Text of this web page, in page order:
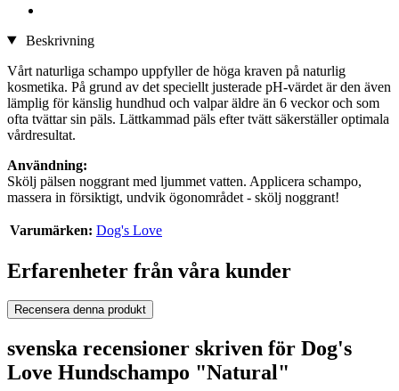
Beskrivning
Vårt naturliga schampo uppfyller de höga kraven på naturlig
kosmetika. På grund av det speciellt justerade pH-värdet är den även
lämplig för känslig hundhud och valpar äldre än 6 veckor och som
ofta tvättar sin päls. Lättkammad päls efter tvätt säkerställer optimala
vårdresultat.
Användning:
Skölj pälsen noggrant med ljummet vatten. Applicera schampo,
massera in försiktigt, undvik ögonområdet - skölj noggrant!
Varumärken: Dog's Love
Erfarenheter från våra kunder
Recensera denna produkt
svenska recensioner skriven för Dog's
Love Hundschampo "Natural"